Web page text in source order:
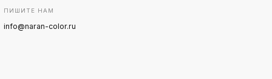
ПИШИТЕ НАМ
info@naran-color.ru